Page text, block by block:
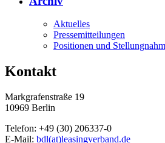
Aktuelles
Pressemitteilungen
Positionen und
Kontakt
Markgrafenstraße 19
10969 Berlin
Telefon: +49 (30) 206337-0
E-Mail: bdl(at)leasingverband.de